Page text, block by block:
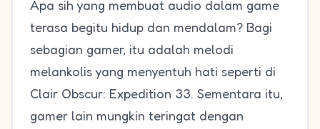
Apa sih yang membuat audio dalam game
terasa begitu hidup dan mendalam? Bagi
sebagian gamer, itu adalah melodi
melankolis yang menyentuh hati seperti di
Clair Obscur: Expedition 33. Sementara itu,
gamer lain mungkin teringat dengan